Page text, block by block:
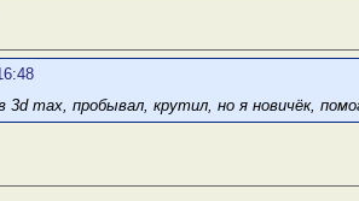
max, пробывал, крутил, но я новичёк,